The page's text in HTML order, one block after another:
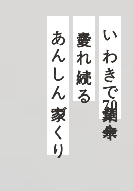
いわきで創業
70
余年
愛され続ける
あんしん家づくり